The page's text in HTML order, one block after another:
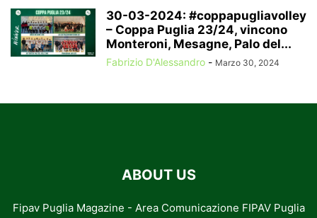
30-03-2024: #coppapugliavolley
– Coppa Puglia 23/24, vincono
Monteroni, Mesagne, Palo del...
Fabrizio D'Alessandro - Marzo 30, 2024
ABOUT US
Fipav Puglia Magazine - Area Comunicazione FIPAV Puglia